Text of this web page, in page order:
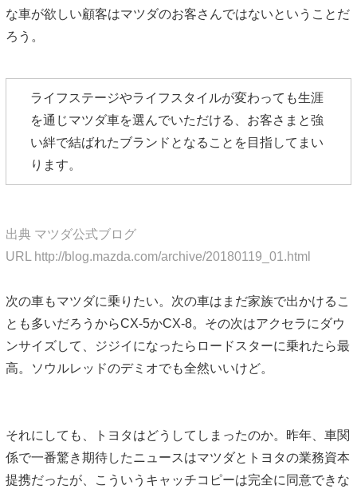
な車が欲しい顧客はマツダのお客さんではないということだ
ろう。
ライフステージやライフスタイルが変わっても生涯
を通じマツダ車を選んでいただける、お客さまと強
い絆で結ばれたブランドとなることを目指してまい
ります。
出典 マツダ公式ブログ
URL http://blog.mazda.com/archive/20180119_01.html
次の車もマツダに乗りたい。次の車はまだ家族で出かけるこ
とも多いだろうからCX-5かCX-8。その次はアクセラにダウ
ンサイズして、ジジイになったらロードスターに乗れたら最
高。ソウルレッドのデミオでも全然いいけど。
それにしても、トヨタはどうしてしまったのか。昨年、車関
係で一番驚き期待したニュースはマツダとトヨタの業務資本
提携だったが、こういうキャッチコピーは完全に同意できな